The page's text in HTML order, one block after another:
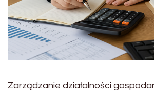
Zarządzanie działalności